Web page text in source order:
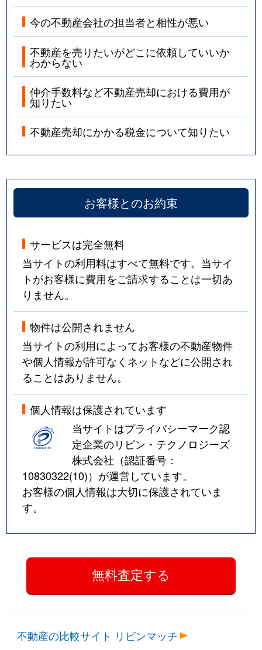
今の不動産会社の担当者と相性が悪い
不動産を売りたいがどこに依頼していいか
わからない
仲介手数料など不動産売却における費用が
知りたい
不動産売却にかかる税金について知りたい
お客様とのお約束
サービスは完全無料
当サイトの利用料はすべて無料です。当サイ
トがお客様に費用をご請求することは一切あ
りません。
物件は公開されません
当サイトの利用によってお客様の不動産物件
や個人情報が許可なくネットなどに公開され
ることはありません。
個人情報は保護されています
当サイトはプライバシーマーク認
定企業のリビン・テクノロジーズ
株式会社（認証番号：
10830322(10)）が運営しています。
お客様の個人情報は大切に保護されていま
す。
不動産の比較サイト リビンマッチ